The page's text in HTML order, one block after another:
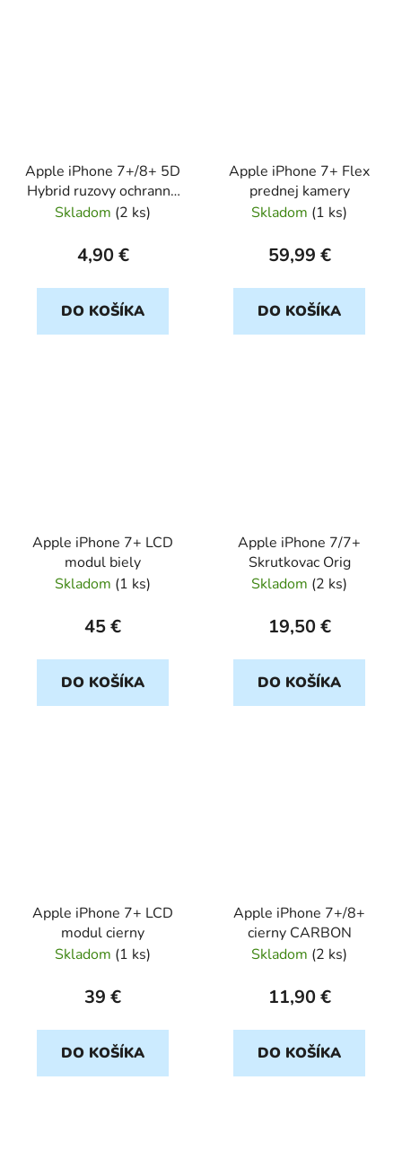
Apple iPhone 7+/8+ 5D
Hybrid ruzovy ochranné
sklo
Skladom (2 ks)
4,90 €
DO KOŠÍKA
Apple iPhone 7+ Flex
prednej kamery
Skladom (1 ks)
59,99 €
DO KOŠÍKA
Apple iPhone 7+ LCD
modul biely
Skladom (1 ks)
45 €
DO KOŠÍKA
Apple iPhone 7/7+
Skrutkovac Orig
Skladom (2 ks)
19,50 €
DO KOŠÍKA
Apple iPhone 7+ LCD
modul cierny
Skladom (1 ks)
39 €
DO KOŠÍKA
Apple iPhone 7+/8+
cierny CARBON
Skladom (2 ks)
11,90 €
DO KOŠÍKA